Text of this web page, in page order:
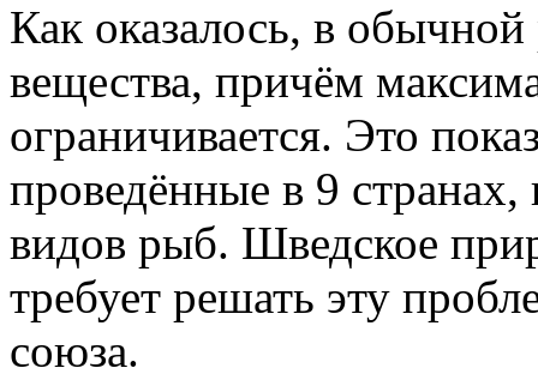
Как оказалось, в
вещества, причём
ограничивается. Это
проведённые в 9
видов рыб. Шведское
требует решать эту
союза.